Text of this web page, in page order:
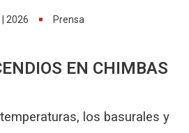
2026 Prensa
EN CHIMBAS
los basurales y